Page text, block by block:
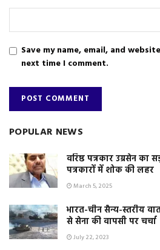
Save my name, email, and
next time I comment.
POPULAR NEWS
वरिष्ठ पत्रकार उग्रसेन
पत्रकारों में शोक की लहर
March 5, 2025
भारत-चीन सैन्य-स्तरीय
से सेना की वापसी पर चर्चा
July 22, 2023